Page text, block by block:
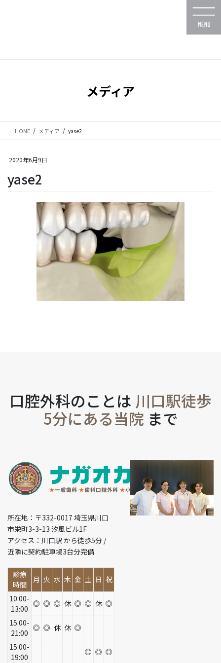
メディア
HOME メディア yase2
2020年6月9日
yase2
口腔外科のことは 川口駅徒歩
5分にある当院 まで
所在地：〒332-0017 埼玉県川口
市栄町3-3-13 汐風ビル1F
アクセス：川口駅 から徒歩5分 /
近隣に契約駐車場3台分完備
診療
時間
月 火 水 木 金 土 日 祝
10:00-
13:00
◎ ◎ ◎ 休 ◎ ◎ 休 ◎
15:00-
21:00
◎ ◎ 休 休 ◎
15:00-
19:00
◎ ◎ ◎